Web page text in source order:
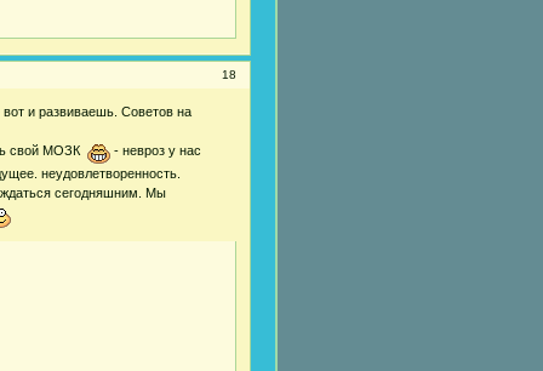
18
и развиваешь. Советов на
свой МОЗК
- невроз у нас
неудовлетворенность.
сегодняшним. Мы